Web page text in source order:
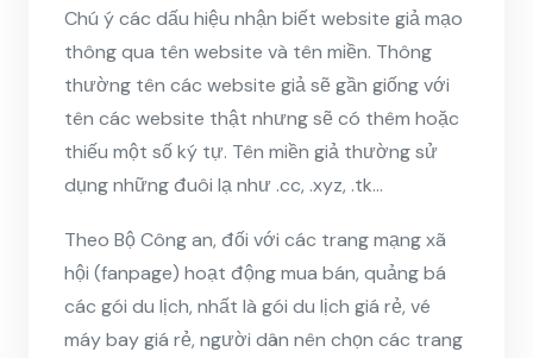
Chú ý các dấu hiệu nhận biết website giả mạo
thông qua tên website và tên miền. Thông
thường tên các website giả sẽ gần giống với
tên các website thật nhưng sẽ có thêm hoặc
thiếu một số ký tự. Tên miền giả thường sử
dụng những đuôi lạ như .cc, .xyz, .tk…
Theo Bộ Công an, đối với các trang mạng xã
hội (fanpage) hoạt động mua bán, quảng bá
các gói du lịch, nhất là gói du lịch giá rẻ, vé
máy bay giá rẻ, người dân nên chọn các trang